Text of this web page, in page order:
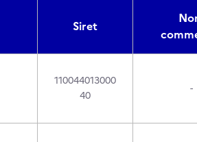
Siret
110044013000
40
-